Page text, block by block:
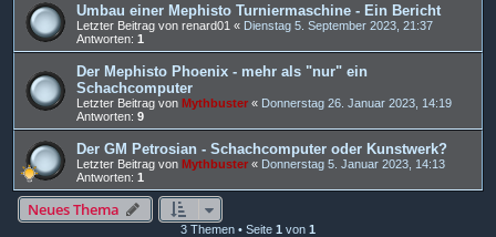
Umbau einer Mephisto Turniermaschine - Ein Bericht
Letzter Beitrag von renard01 « Dienstag 5. September 2023, 21:37
Antworten: 1
Der Mephisto Phoenix - mehr als "nur" ein
Schachcomputer
Letzter Beitrag von Mythbuster « Donnerstag 26. Januar 2023, 14:19
Antworten: 9
Der GM Petrosian - Schachcomputer oder Kunstwerk?
Letzter Beitrag von Mythbuster « Donnerstag 5. Januar 2023, 14:13
Antworten: 1
Neues Thema
3 Themen • Seite 1 von 1